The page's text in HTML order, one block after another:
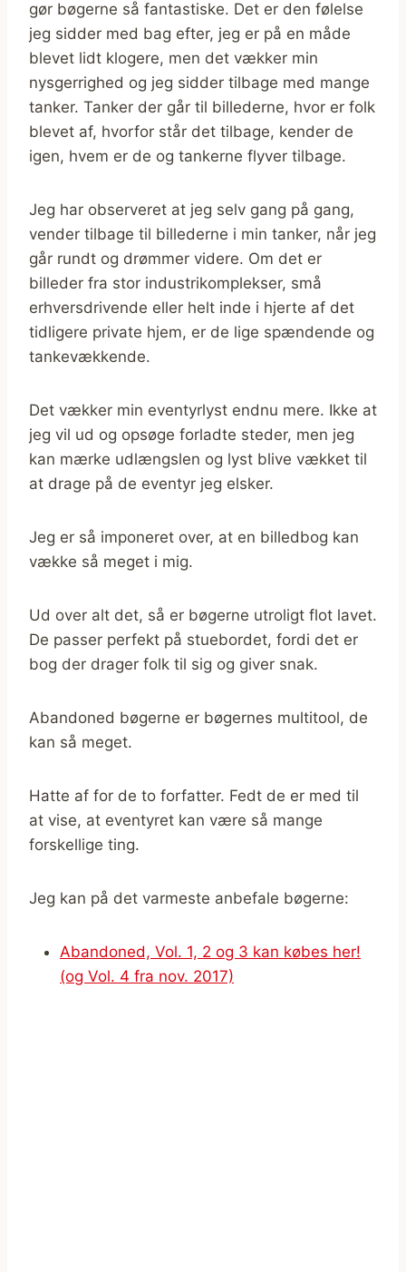
gør bøgerne så fantastiske. Det er den følelse
jeg sidder med bag efter, jeg er på en måde
blevet lidt klogere, men det vækker min
nysgerrighed og jeg sidder tilbage med mange
tanker. Tanker der går til billederne, hvor er folk
blevet af, hvorfor står det tilbage, kender de
igen, hvem er de og tankerne flyver tilbage.
Jeg har observeret at jeg selv gang på gang,
vender tilbage til billederne i min tanker, når jeg
går rundt og drømmer videre. Om det er
billeder fra stor industrikomplekser, små
erhversdrivende eller helt inde i hjerte af det
tidligere private hjem, er de lige spændende og
tankevækkende.
Det vækker min eventyrlyst endnu mere. Ikke at
jeg vil ud og opsøge forladte steder, men jeg
kan mærke udlængslen og lyst blive vækket til
at drage på de eventyr jeg elsker.
Jeg er så imponeret over, at en billedbog kan
vække så meget i mig.
Ud over alt det, så er bøgerne utroligt flot lavet.
De passer perfekt på stuebordet, fordi det er
bog der drager folk til sig og giver snak.
Abandoned bøgerne er bøgernes multitool, de
kan så meget.
Hatte af for de to forfatter. Fedt de er med til
at vise, at eventyret kan være så mange
forskellige ting.
Jeg kan på det varmeste anbefale bøgerne:
Abandoned, Vol. 1, 2 og 3 kan købes her!
(og Vol. 4 fra nov. 2017)